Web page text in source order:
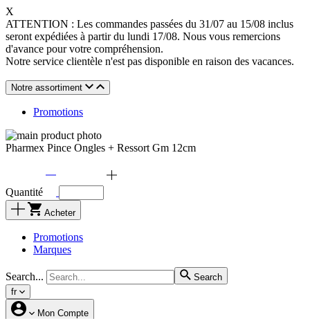
X
ATTENTION : Les commandes passées du 31/07 au 15/08 inclus
seront expédiées à partir du lundi 17/08. Nous vous remercions
d'avance pour votre compréhension.
Notre service clientèle n'est pas disponible en raison des vacances.
Notre assortiment
Promotions
Pharmex Pince Ongles + Ressort Gm 12cm
Quantité
Acheter
Promotions
Marques
Search...
Search
fr
Mon Compte